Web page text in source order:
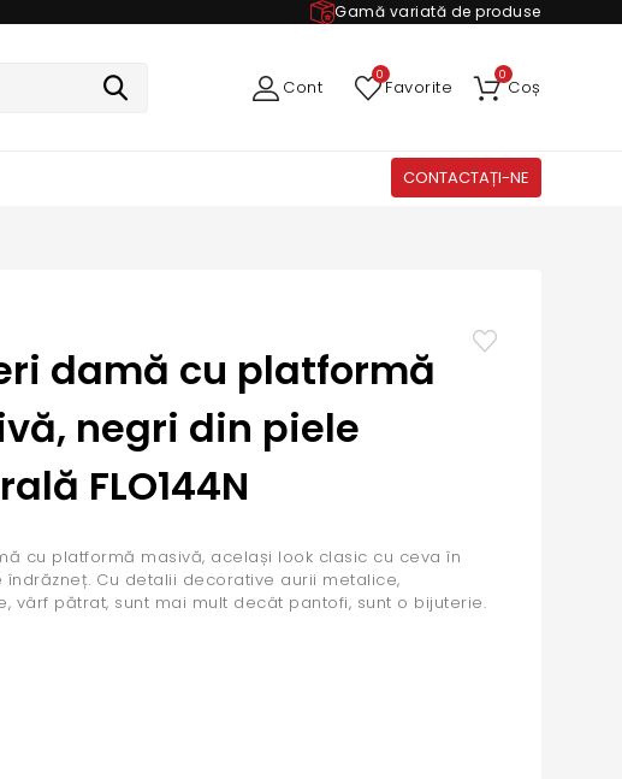
Gamă variată de produse
Cont Favorite
0
Coș
0
CONTACTAȚI-NE
damă cu platformă
negri din piele
FLO144N
cu platformă masivă, același look clasic cu ceva în
îndrăzneț. Cu detalii decorative aurii metalice,
vârf pătrat, sunt mai mult decât pantofi, sunt o bijuterie.